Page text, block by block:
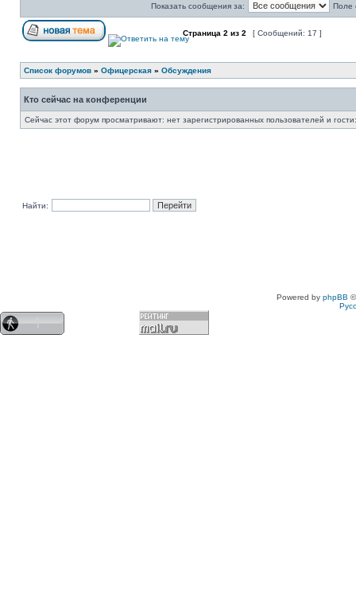
Показать сообщения за: Поле
Страница 2 из 2 [ Сообщений: 17 ]
Список форумов » Офицерская » Обсуждения
Кто сейчас на конференции
Сейчас этот форум просматривают: нет зарегистрированных пользователей и
Найти:
Powered by phpBB